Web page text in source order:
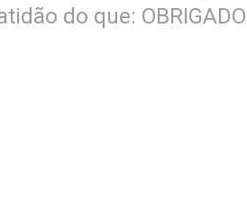
do que: